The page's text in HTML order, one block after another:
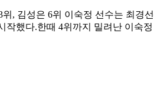
위, 김성은 6위 이숙정 선수는 최
작했다.한때 4위까지 밀려난 이숙